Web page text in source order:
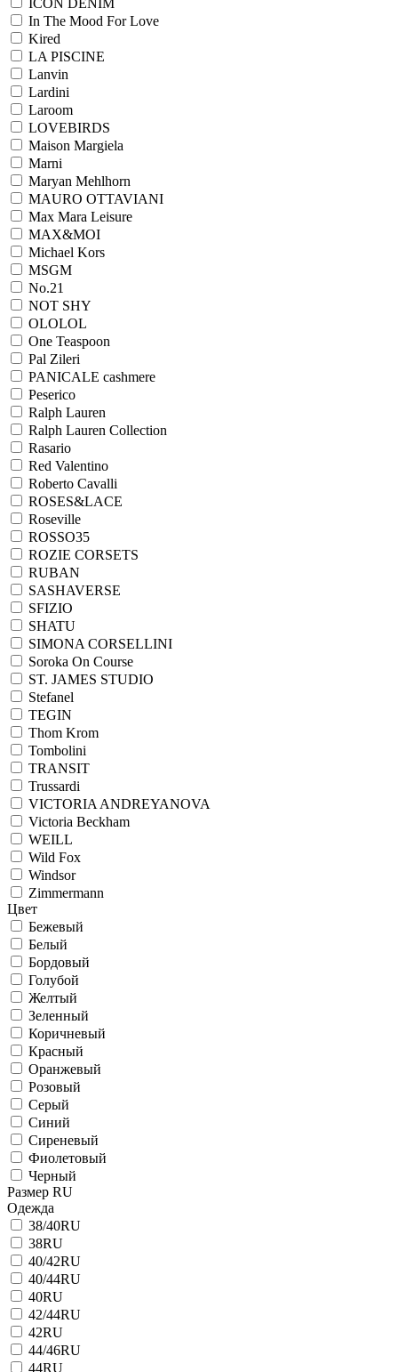
ICON DENIM
In The Mood For Love
Kired
LA PISCINE
Lanvin
Lardini
Laroom
LOVEBIRDS
Maison Margiela
Marni
Maryan Mehlhorn
MAURO OTTAVIANI
Max Mara Leisure
MAX&MOI
Michael Kors
MSGM
No.21
NOT SHY
OLOLOL
One Teaspoon
Pal Zileri
PANICALE cashmere
Peserico
Ralph Lauren
Ralph Lаuren Collection
Rasario
Red Valentino
Roberto Cavalli
ROSES&LACE
Roseville
ROSSO35
ROZIE CORSETS
RUBAN
SASHAVERSE
SFIZIO
SHATU
SIMONA CORSELLINI
Soroka On Course
ST. JAMES STUDIO
Stefanel
TEGIN
Thom Krom
Tombolini
TRANSIT
Trussardi
VICTORIA ANDREYANOVA
Victoria Beckham
WEILL
Wild Fox
Windsor
Zimmermann
Цвет
Бежевый
Белый
Бордовый
Голубой
Желтый
Зеленный
Коричневый
Красный
Оранжевый
Розовый
Серый
Синий
Сиреневый
Фиолетовый
Черный
Размер RU
Одежда
38/40RU
38RU
40/42RU
40/44RU
40RU
42/44RU
42RU
44/46RU
44RU